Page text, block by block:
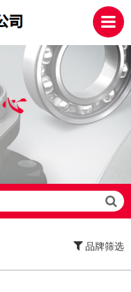
品牌筛选